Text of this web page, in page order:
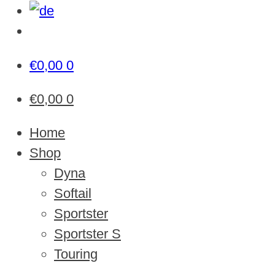
€0,00 0
€0,00 0
Home
Shop
Dyna
Softail
Sportster
Sportster S
Touring